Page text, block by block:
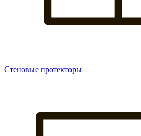
Стеновые протекторы